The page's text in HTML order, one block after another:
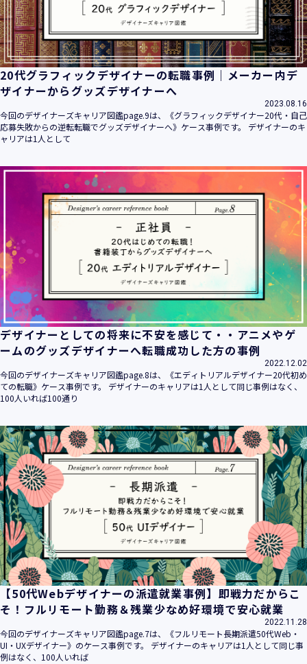
20代グラフィックデザイナーの転職事例｜メーカー内デ
ザイナーからグッズデザイナーへ
2023.08.16
今回のデザイナーズキャリア図鑑page.9は、《グラフィックデザイナー20代・自己
応募失敗からの逆転転職でグッズデザイナーへ》ケース事例です。 デザイナーのキ
ャリアは1人として
デザイナーとしての将来に不安を感じて・・アニメやゲ
ームのグッズデザイナーへ転職成功した方の事例
2022.12.02
今回のデザイナーズキャリア図鑑page.8は、《エディトリアルデザイナー20代初め
ての転職》ケース事例です。 デザイナーのキャリアは1人として同じ事例はなく、
100人いれば100通り
【50代Webデザイナーの派遣就業事例】即戦力だからこ
そ！フルリモート勤務＆残業少なめ好環境で安心就業
2022.11.28
今回のデザイナーズキャリア図鑑page.7は、《フルリモート長期派遣50代Web・
UI・UXデザイナー》のケース事例です。 デザイナーのキャリアは1人として同じ事
例はなく、100人いれば